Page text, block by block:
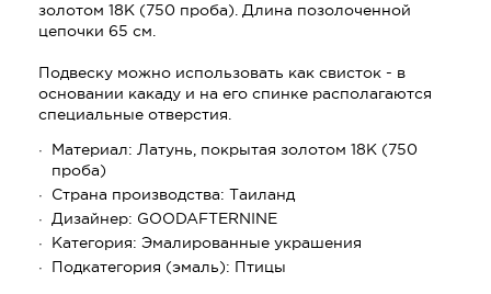
золотом 18K (750 проба). Длина позолоченной
цепочки 65 см.
Подвеску можно использовать как свисток - в
основании какаду и на его спинке располагаются
специальные отверстия.
Материал: Латунь, покрытая золотом 18К (750
проба)
Страна производства: Таиланд
Дизайнер: GOODAFTERNINE
Категория: Эмалированные украшения
Подкатегория (эмаль): Птицы